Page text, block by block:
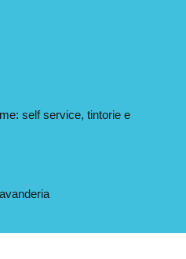
self service, tintorie e